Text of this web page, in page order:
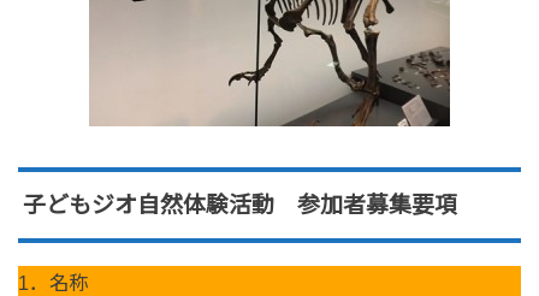
子どもジオ自然体験活動 参加者募集要項
1．名称